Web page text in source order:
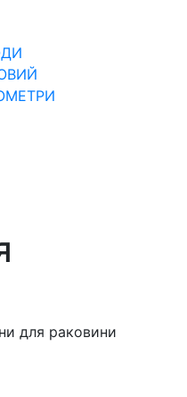
для раковини